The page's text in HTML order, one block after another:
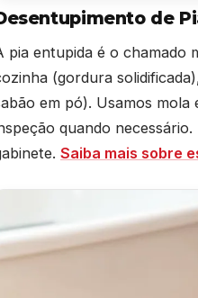
de
pia entupida é o chamado
(gordura
em pó). Usamos
quando
Saiba mais sobre